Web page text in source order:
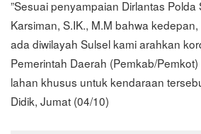
”Sesuai penyampaian Dirlantas Polda
Karsiman, S.IK., M.M bahwa
ada diwilayah Sulsel kami arahkan
Pemerintah Daerah (Pemkab/
lahan khusus untuk kendaraan
Didik, Jumat (04/10)